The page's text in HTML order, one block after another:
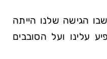
הגישה שלנו הייתה
עלינו ועל הסובבים